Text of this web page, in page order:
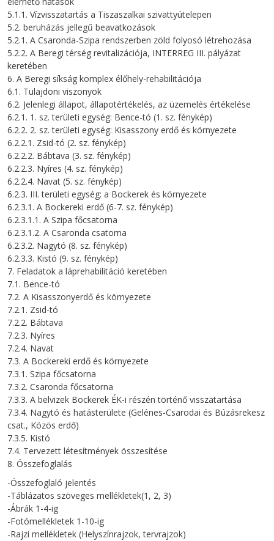
5.1.1. Vízvisszatartás a Tiszaszalkai szivattyútelepen
5.2. beruházás jellegű beavatkozások
5.2.1. A Csaronda-Szipa rendszerben zöld folyosó létrehozása
5.2.2. A Beregi térség revitalizációja, INTERREG III. pályázat
keretében
6. A Beregi síkság komplex élőhely-rehabilitációja
6.1. Tulajdoni viszonyok
6.2. Jelenlegi állapot, állapotértékelés, az üzemelés értékelése
6.2.1. 1. sz. területi egység: Bence-tó (1. sz. fénykép)
6.2.2. 2. sz. területi egység: Kisasszony erdő és környezete
6.2.2.1. Zsid-tó (2. sz. fénykép)
6.2.2.2. Bábtava (3. sz. fénykép)
6.2.2.3. Nyíres (4. sz. fénykép)
6.2.2.4. Navat (5. sz. fénykép)
6.2.3. III. területi egység: a Bockerek és környezete
6.2.3.1. A Bockereki erdő (6-7. sz. fénykép)
6.2.3.1.1. A Szipa főcsatorna
6.2.3.1.2. A Csaronda csatorna
6.2.3.2. Nagytó (8. sz. fénykép)
6.2.3.3. Kistó (9. sz. fénykép)
7. Feladatok a láprehabilitáció keretében
7.1. Bence-tó
7.2. A Kisasszonyerdő és környezete
7.2.1. Zsid-tó
7.2.2. Bábtava
7.2.3. Nyíres
7.2.4. Navat
7.3. A Bockereki erdő és környezete
7.3.1. Szipa főcsatorna
7.3.2. Csaronda főcsatorna
7.3.3. A belvizek Bockerek ÉK-i részén történő visszatartása
7.3.4. Nagytó és hatásterülete (Gelénes-Csarodai és Búzásrekesz
csat., Közös erdő)
7.3.5. Kistó
7.4. Tervezett létesítmények összesítése
8. Összefoglalás
-Összefoglaló jelentés
-Táblázatos szöveges mellékletek(1, 2, 3)
-Ábrák 1-4-ig
-Fotómellékletek 1-10-ig
-Rajzi mellékletek (Helyszínrajzok, tervrajzok)